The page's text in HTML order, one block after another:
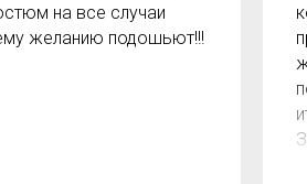
на все случаи
желанию подошьют!!!